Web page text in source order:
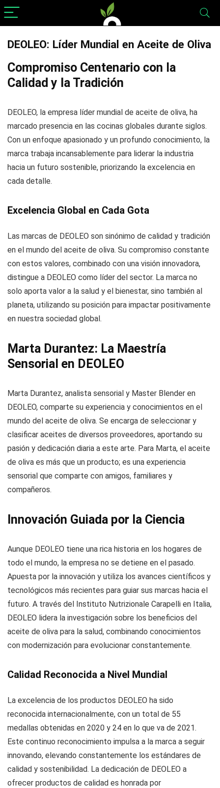
DEOLEO: Líder Mundial en Aceite de Oliva
Compromiso Centenario con la
Calidad y la Tradición
DEOLEO, la empresa líder mundial de aceite de oliva, ha
marcado presencia en las cocinas globales durante siglos.
Con un enfoque apasionado y un profundo conocimiento, la
marca trabaja incansablemente para liderar la industria
hacia un futuro sostenible, priorizando la excelencia en
cada detalle.
Excelencia Global en Cada Gota
Las marcas de DEOLEO son sinónimo de calidad y tradición
en el mundo del aceite de oliva. Su compromiso constante
con estos valores, combinado con una visión innovadora,
distingue a DEOLEO como líder del sector. La marca no
solo aporta valor a la salud y el bienestar, sino también al
planeta, utilizando su posición para impactar positivamente
en nuestra sociedad global.
Marta Durantez: La Maestría
Sensorial en DEOLEO
Marta Durantez, analista sensorial y Master Blender en
DEOLEO, comparte su experiencia y conocimientos en el
mundo del aceite de oliva. Se encarga de seleccionar y
clasificar aceites de diversos proveedores, aportando su
pasión y dedicación diaria a este arte. Para Marta, el aceite
de oliva es más que un producto; es una experiencia
sensorial que comparte con amigos, familiares y
compañeros.
Innovación Guiada por la Ciencia
Aunque DEOLEO tiene una rica historia en los hogares de
todo el mundo, la empresa no se detiene en el pasado.
Apuesta por la innovación y utiliza los avances científicos y
tecnológicos más recientes para guiar sus marcas hacia el
futuro. A través del Instituto Nutrizionale Carapelli en Italia,
DEOLEO lidera la investigación sobre los beneficios del
aceite de oliva para la salud, combinando conocimientos
con modernización para evolucionar constantemente.
Calidad Reconocida a Nivel Mundial
La excelencia de los productos DEOLEO ha sido
reconocida internacionalmente, con un total de 55
medallas obtenidas en 2020 y 24 en lo que va de 2021.
Este continuo reconocimiento impulsa a la marca a seguir
innovando, elevando constantemente los estándares de
calidad y sostenibilidad. La dedicación de DEOLEO a
ofrecer productos de calidad es honrada por